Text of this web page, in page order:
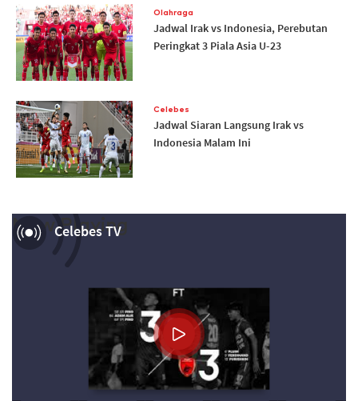
Olahraga
Jadwal Irak vs Indonesia, Perebutan
Peringkat 3 Piala Asia U-23
Celebes
Jadwal Siaran Langsung Irak vs
Indonesia Malam Ini
Celebes TV
Now Playing